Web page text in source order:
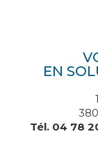
EN
Tél. 04 78